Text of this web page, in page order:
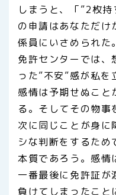
しまうと、「”2枚
の申請はあなただけ
係員にいさめられた。
免許センターでは、
った”不安”感が私
感情は予期せぬこと
る。そしてその物事
次に同じことが身に
シな判断をするため
本質であろう。感情
一番最後に免許証が
負けてしまったこと